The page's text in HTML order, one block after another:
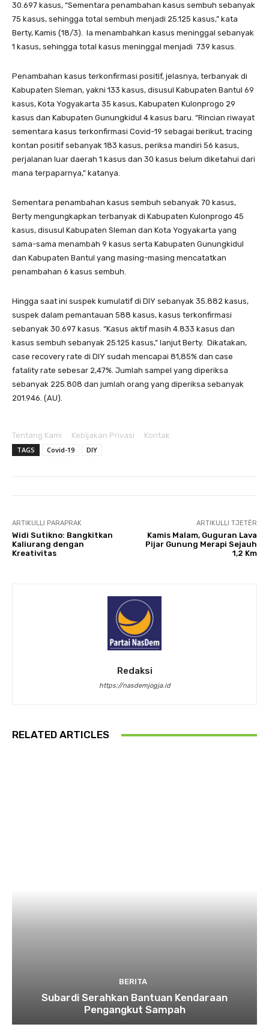
30.697 kasus, “Sementara penambahan kasus sembuh sebanyak
75 kasus, sehingga total sembuh menjadi 25.125 kasus,” kata
Berty, Kamis (18/3). Ia menambahkan kasus meninggal sebanyak
1 kasus, sehingga total kasus meninggal menjadi 739 kasus.
Penambahan kasus terkonfirmasi positif, jelasnya, terbanyak di
Kabupaten Sleman, yakni 133 kasus, disusul Kabupaten Bantul 69
kasus, Kota Yogyakarta 35 kasus, Kabupaten Kulonprogo 29
kasus dan Kabupaten Gunungkidul 4 kasus baru. “Rincian riwayat
sementara kasus terkonfirmasi Covid-19 sebagai berikut, tracing
kontan positif sebanyak 183 kasus, periksa mandiri 56 kasus,
perjalanan luar daerah 1 kasus dan 30 kasus belum diketahui dari
mana terpaparnya,” katanya.
Sementara penambahan kasus sembuh sebanyak 70 kasus,
Berty mengungkapkan terbanyak di Kabupaten Kulonprogo 45
kasus, disusul Kabupaten Sleman dan Kota Yogyakarta yang
sama-sama menambah 9 kasus serta Kabupaten Gunungkidul
dan Kabupaten Bantul yang masing-masing mencatatkan
penambahan 6 kasus sembuh.
Hingga saat ini suspek kumulatif di DIY sebanyak 35.882 kasus,
suspek dalam pemantauan 588 kasus, kasus terkonfirmasi
sebanyak 30.697 kasus. “Kasus aktif masih 4.833 kasus dan
kasus sembuh sebanyak 25.125 kasus,” lanjut Berty. Dikatakan,
case recovery rate di DIY sudah mencapai 81,85% dan case
fatality rate sebesar 2,47%. Jumlah sampel yang diperiksa
sebanyak 225.808 dan jumlah orang yang diperiksa sebanyak
201.946. (AU).
Tentang Kami Kebijakan Privasi
Kontak
TAGS
Covid-19 DIY
ARTIKULLI PARAPRAK
Widi Sutikno: Bangkitkan
Kaliurang dengan
Kreativitas
ARTIKULLI TJETËR
Kamis Malam, Guguran Lava
Pijar Gunung Merapi Sejauh
1,2 Km
Redaksi
https://nasdemjogja.id
RELATED ARTICLES
BERITA
Subardi Serahkan Bantuan Kendaraan
Pengangkut Sampah